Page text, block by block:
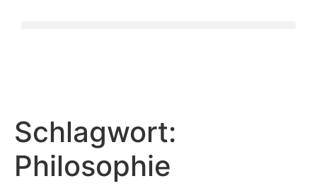
Schlagwort:
Philosophie